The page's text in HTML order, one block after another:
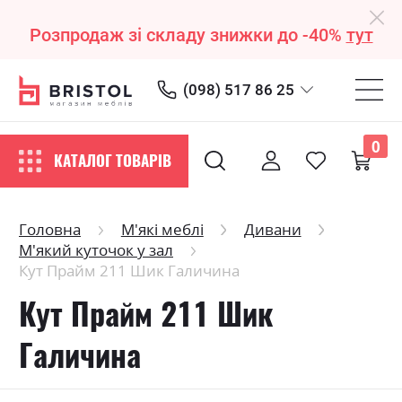
Розпродаж зі складу знижки до -40% тут
(098) 517 86 25
КАТАЛОГ ТОВАРІВ
0
Головна М'які меблі
Дивани
М'який куточок у зал
Кут Прайм 211 Шик Галичина
Кут Прайм 211 Шик
Галичина